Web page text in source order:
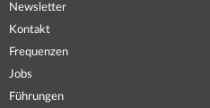
Newsletter
Kontakt
Frequenzen
Jobs
Führungen